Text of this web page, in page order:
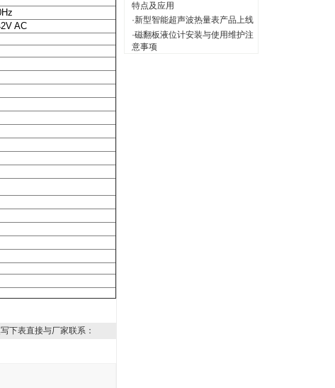
AC
下表直接与厂家联系：
特点及应用
·新型智能超声波热量表产品上线
·磁翻板液位计安装与使用维护注
意事项